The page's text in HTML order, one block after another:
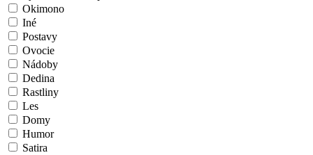
Okimono
Iné
Postavy
Ovocie
Nádoby
Dedina
Rastliny
Les
Domy
Humor
Satira